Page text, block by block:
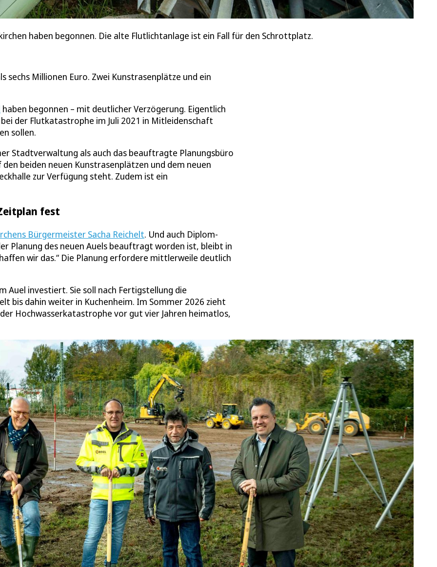
haben begonnen. Die alte Flutlichtanlage ist ein Fall für den Schrottplatz.
sechs Millionen Euro. Zwei Kunstrasenplätze und ein
haben begonnen – mit deutlicher Verzögerung. Eigentlich
der Flutkatastrophe im Juli 2021 in Mitleidenschaft
sollen.
Stadtverwaltung als auch das beauftragte Planungsbüro
beiden neuen Kunstrasenplätzen und dem neuen
zur Verfügung steht. Zudem ist ein
fest
Bürgermeister Sacha Reichelt. Und auch Diplom-
Planung des neuen Auels beauftragt worden ist, bleibt in
wir das.“ Die Planung erfordere mittlerweile deutlich
Auel investiert. Sie soll nach Fertigstellung die
bis dahin weiter in Kuchenheim. Im Sommer 2026 zieht
Hochwasserkatastrophe vor gut vier Jahren heimatlos,